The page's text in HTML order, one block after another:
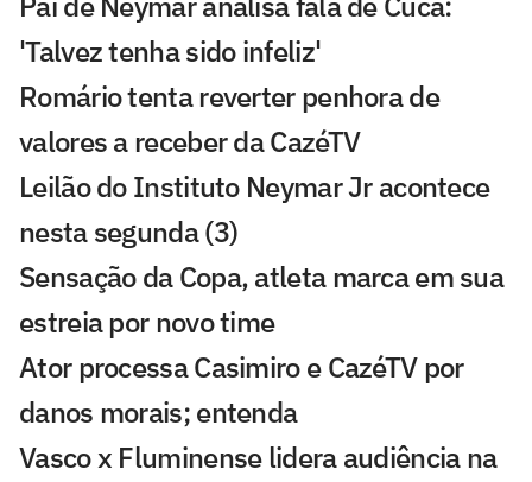
'Talvez tenha sido infeliz'
Romário tenta reverter penhora de
valores a receber da CazéTV
Leilão do Instituto Neymar Jr acontece
nesta segunda (3)
Sensação da Copa, atleta marca em sua
estreia por novo time
Ator processa Casimiro e CazéTV por
danos morais; entenda
Vasco x Fluminense lidera audiência na